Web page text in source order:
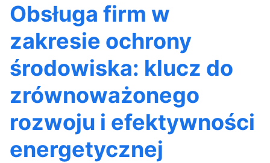
Obsługa firm w
zakresie ochrony
środowiska: klucz do
zrównoważonego
rozwoju i efektywności
energetycznej